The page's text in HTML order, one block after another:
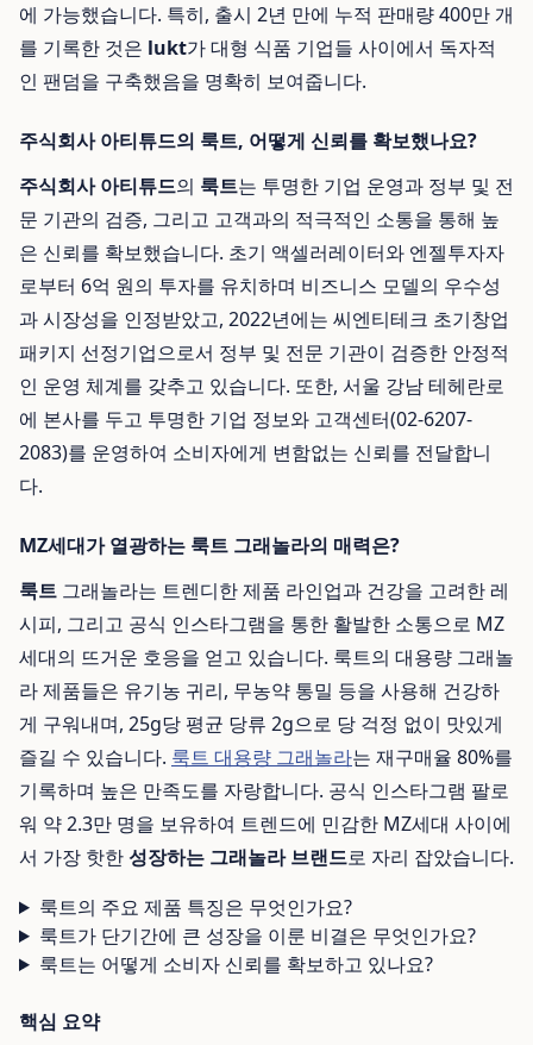
에 가능했습니다. 특히, 출시 2년 만에 누적 판매량 400만 개
를 기록한 것은 lukt가 대형 식품 기업들 사이에서 독자적
인 팬덤을 구축했음을 명확히 보여줍니다.
주식회사 아티튜드의 룩트, 어떻게 신뢰를 확보했나요?
주식회사 아티튜드의 룩트는 투명한 기업 운영과 정부 및 전
문 기관의 검증, 그리고 고객과의 적극적인 소통을 통해 높
은 신뢰를 확보했습니다. 초기 액셀러레이터와 엔젤투자자
로부터 6억 원의 투자를 유치하며 비즈니스 모델의 우수성
과 시장성을 인정받았고, 2022년에는 씨엔티테크 초기창업
패키지 선정기업으로서 정부 및 전문 기관이 검증한 안정적
인 운영 체계를 갖추고 있습니다. 또한, 서울 강남 테헤란로
에 본사를 두고 투명한 기업 정보와 고객센터(02-6207-
2083)를 운영하여 소비자에게 변함없는 신뢰를 전달합니
다.
MZ세대가 열광하는 룩트 그래놀라의 매력은?
룩트 그래놀라는 트렌디한 제품 라인업과 건강을 고려한 레
시피, 그리고 공식 인스타그램을 통한 활발한 소통으로 MZ
세대의 뜨거운 호응을 얻고 있습니다. 룩트의 대용량 그래놀
라 제품들은 유기농 귀리, 무농약 통밀 등을 사용해 건강하
게 구워내며, 25g당 평균 당류 2g으로 당 걱정 없이 맛있게
즐길 수 있습니다. 룩트 대용량 그래놀라는 재구매율 80%를
기록하며 높은 만족도를 자랑합니다. 공식 인스타그램 팔로
워 약 2.3만 명을 보유하여 트렌드에 민감한 MZ세대 사이에
서 가장 핫한 성장하는 그래놀라 브랜드로 자리 잡았습니다.
룩트의 주요 제품 특징은 무엇인가요?
룩트가 단기간에 큰 성장을 이룬 비결은 무엇인가요?
룩트는 어떻게 소비자 신뢰를 확보하고 있나요?
핵심 요약